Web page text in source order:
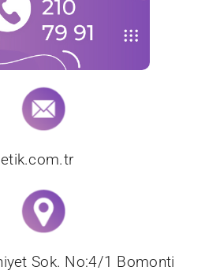
Sok. No:4/1 Bomonti